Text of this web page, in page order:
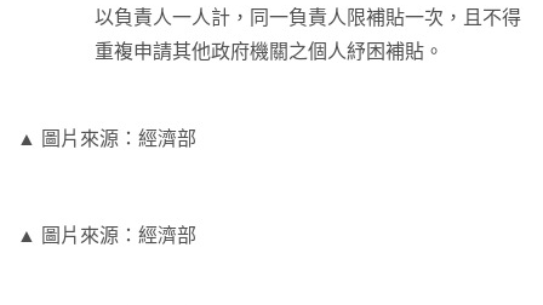
以負責人一人計，同一負責人限補貼一次，且不得
重複申請其他政府機關之個人紓困補貼。
▲ 圖片來源：經濟部
▲ 圖片來源：經濟部